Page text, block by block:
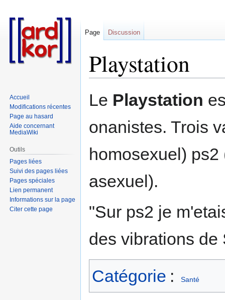
Playstation
à
navigation
à
recherche
Le Playstation
onanistes. Trois
homosexuel)
asexuel).
"Sur ps2 je
des vibrations
Catégorie : Santé
Page Discussion
Accueil
Modifications récentes
Page au hasard
Aide concernant
MediaWiki
Outils
Pages liées
Suivi des pages liées
Pages spéciales
Lien permanent
Informations sur la page
Citer cette page